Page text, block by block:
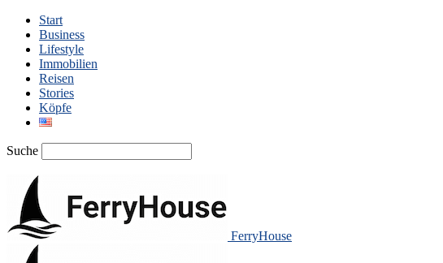
Start
Business
Lifestyle
Immobilien
Reisen
Stories
Köpfe
Suche
FerryHouse